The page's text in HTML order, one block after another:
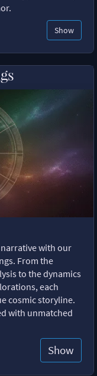
Show
with our
From the
to the dynamics
each
cosmic storyline.
with unmatched
Show